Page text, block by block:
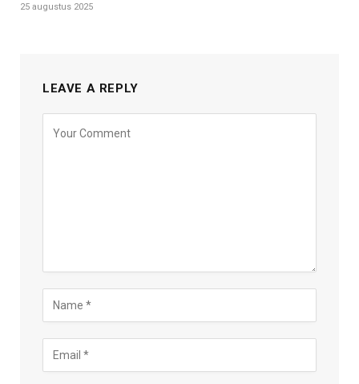
25 augustus 2025
LEAVE A REPLY